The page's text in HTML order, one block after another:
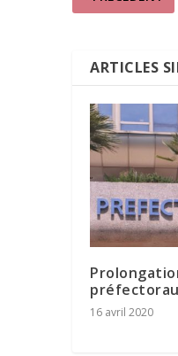
ARTICLES
16 avril 2020